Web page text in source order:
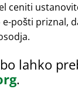
ceniti
pošti priznal,
lahko
.